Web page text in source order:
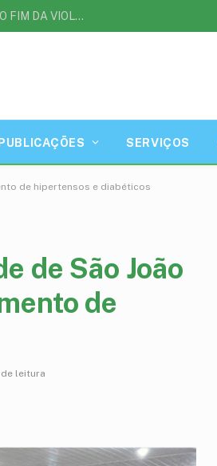
AGOSTO LILÁS | MÊS DE CONSCIENTIZAÇÃO PELO FIM DA VIOLÊNCIA CONTRA A MULHER
SERVIÇOS
de hipertensos e diabéticos
de São João
de
de leitura